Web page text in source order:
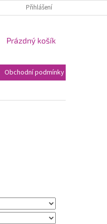
Přihlášení
NÁKUPNÍ
Prázdný košík
Obchodní podmínky